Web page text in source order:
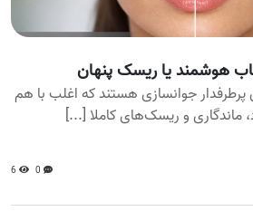
هوشمند یا ریسک پنهان
جوانسازی هستند که اغلب با هم
ماندگاری و ریسک‌های کاملا [...]
0
6